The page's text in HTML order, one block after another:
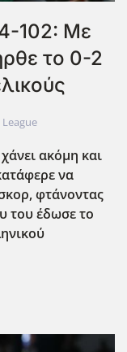
102: Με
το 0-2
ακόμη και
να
φτάνοντας
του έδωσε το